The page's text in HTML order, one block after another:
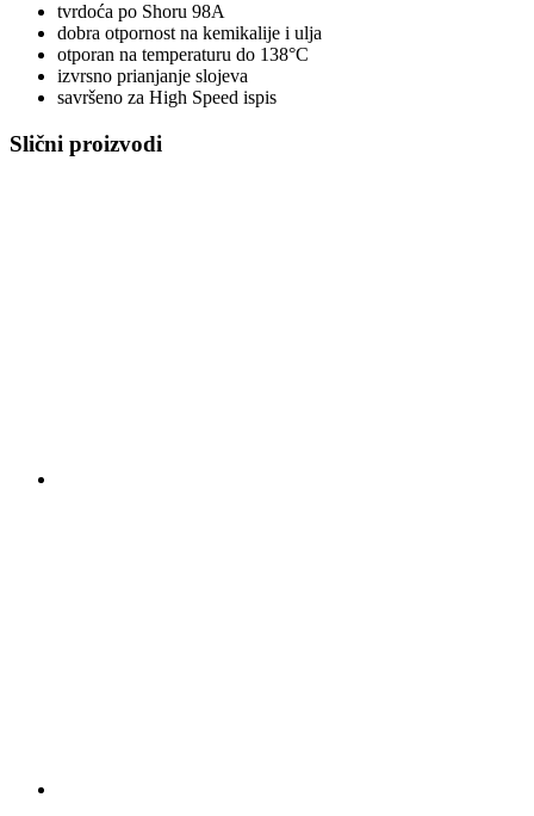
tvrdoća po Shoru 98A
dobra otpornost na kemikalije i ulja
otporan na temperaturu do 138°C
izvrsno prianjanje slojeva
savršeno za High Speed ispis
Slični proizvodi